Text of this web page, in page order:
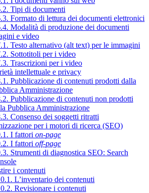
Tipi di documenti
Formato di lettura dei documenti elettronici
Modalità di produzione dei documenti
e video
Testo alternativo (alt text) per le immagini
Sottotitoli per i video
Trascrizioni per i video
intellettuale e privacy
Pubblicazione di contenuti prodotti dalla
Amministrazione
Pubblicazione di contenuti non prodotti
Pubblica Amministrazione
Consenso dei soggetti ritratti
per i motori di ricerca (SEO)
I fattori on-page
I fattori off-page
Strumenti di diagnostica SEO: Search
i contenuti
L’inventario dei contenuti
Revisionare i contenuti